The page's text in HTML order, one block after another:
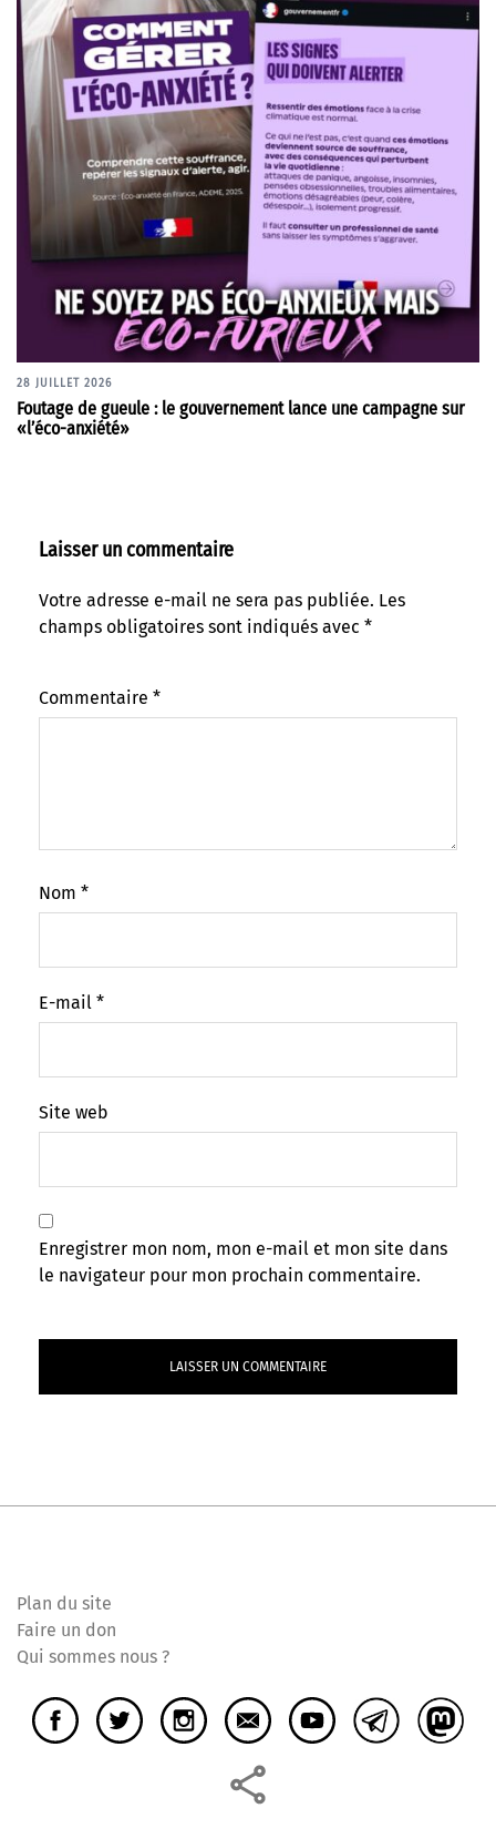
28 JUILLET 2026
Foutage de gueule : le gouvernement lance une campagne sur
«l’éco-anxiété»
Laisser un commentaire
Votre adresse e-mail ne sera pas publiée. Les
champs obligatoires sont indiqués avec *
Commentaire *
Nom *
E-mail *
Site web
Enregistrer mon nom, mon e-mail et mon site dans
le navigateur pour mon prochain commentaire.
Plan du site
Faire un don
Qui sommes nous ?